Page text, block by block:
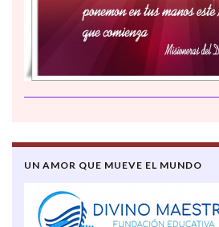
UN AMOR QUE MUEVE EL MUNDO